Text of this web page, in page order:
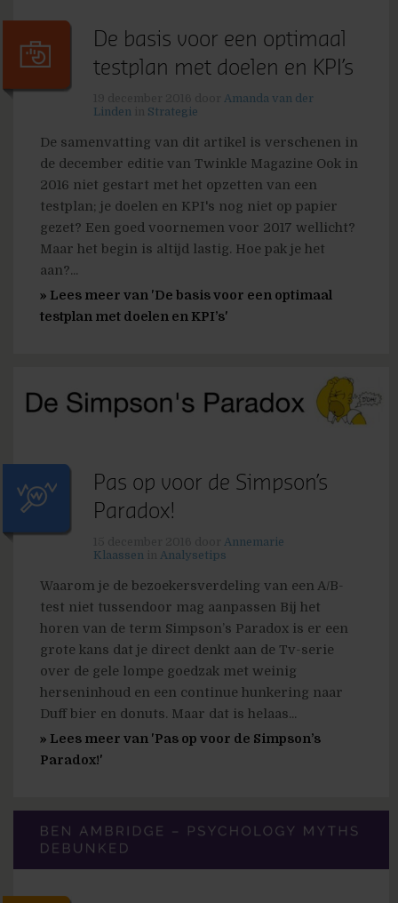
De basis voor een optimaal
testplan met doelen en KPI’s
Amanda van der
Linden
Strategie
De samenvatting van dit artikel is verschenen in
de december editie van Twinkle Magazine Ook in
2016 niet gestart met het opzetten van een
testplan; je doelen en KPI's nog niet op papier
gezet? Een goed voornemen voor 2017 wellicht?
Maar het begin is altijd lastig. Hoe pak je het
aan?...
» Lees meer van 'De basis voor een optimaal
testplan met doelen en KPI’s'
Pas op voor de Simpson’s
Paradox!
Annemarie
Klaassen
Analysetips
Waarom je de bezoekersverdeling van een A/B-
test niet tussendoor mag aanpassen Bij het
horen van de term Simpson’s Paradox is er een
grote kans dat je direct denkt aan de Tv-serie
over de gele lompe goedzak met weinig
herseninhoud en een continue hunkering naar
Duff bier en donuts. Maar dat is helaas...
» Lees meer van 'Pas op voor de Simpson’s
Paradox!'